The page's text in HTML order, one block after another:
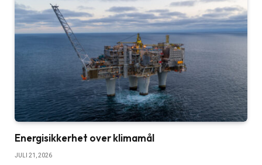
Energisikkerhet over klimamål
JULI 21, 2026